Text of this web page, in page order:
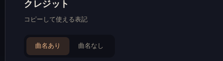
クレジット
コピーして使える表記
曲名あり 曲名なし